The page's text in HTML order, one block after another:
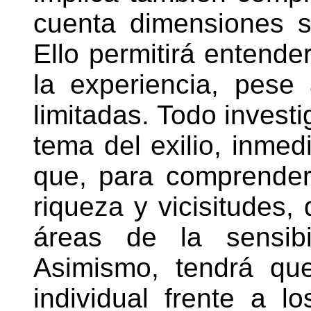
cuenta dimensiones
Ello permitirá
la experiencia,
limitadas. Todo
tema del exilio,
que, para
riqueza y vicisitudes,
áreas de la
Asimismo, tendrá
individual frente a